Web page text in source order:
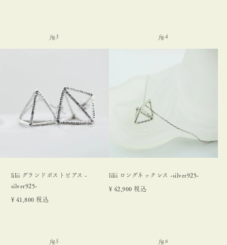
lilii グランドポストピアス -
silver925-
¥ 41,800 税込
lilii ロングネックレス -silver925-
¥ 42,900 税込